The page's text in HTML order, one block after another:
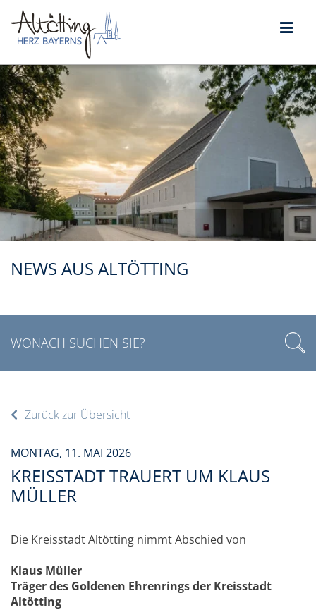
NEWS AUS ALTÖTTING
Zurück zur Übersicht
MONTAG, 11. MAI 2026
KREISSTADT TRAUERT UM KLAUS
MÜLLER
Die Kreisstadt Altötting nimmt Abschied von
Klaus Müller
Träger des Goldenen Ehrenrings der Kreisstadt
Altötting